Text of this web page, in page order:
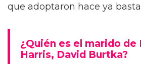
que adoptaron hace ya
¿Quién es el marido
Harris, David Burtka?